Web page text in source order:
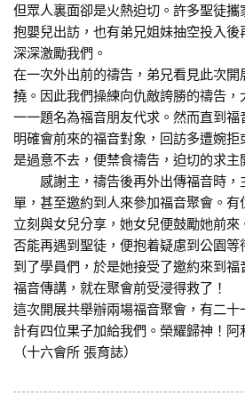
但眾人裏面卻是火熱迫切。許多聖徒
抱嬰兒出訪，也有弟兄姐妹抽空投入
深深激勵我們。
在一次外出前的禱告，弟兄看見此次開
撓。因此我們操練向仇敵誇勝的禱告，
一一題名為福音朋友代求。然而直到
明確會前來的福音對象，回訪多遭婉
是過意不去，便禁食禱告，迫切的求主
感謝主，禱告後再外出傳福音時，
單，甚至邀約到人來參加福音聚會。
立刻與女兒分享，她女兒便鼓勵她前
否能再遇到聖徒，便抱着疑慮到公園等
到了學員們，於是她接受了邀約來到
福音傳講，就在聚會前受浸得救了！
這次開展共舉辦兩場福音聚會，有二
計有四位果子加給我們。榮耀歸神！阿
（十六會所 張育誌）